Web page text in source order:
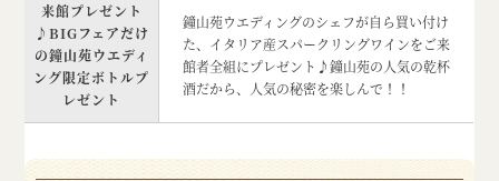
来館プレゼント
♪BIGフェアだけ
の鐘山苑ウエディ
ング限定ボトルプ
レゼント
鐘山苑ウエディングのシェフが自ら買い付け
た、イタリア産スパークリングワインをご来
館者全組にプレゼント♪鐘山苑の人気の乾杯
酒だから、人気の秘密を楽しんで！！